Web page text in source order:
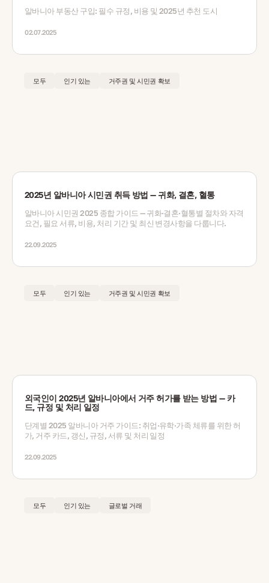
알바니아 부동산 구입: 필수 규정, 비용 및 2025년 추천 도시
02.07.2025
모두 인기 있는 거주권 및 시민권 확보
2025년 알바니아 시민권 취득 방법 — 귀화, 결혼, 혈통
알바니아 시민권 2025 종합 가이드 — 귀화·결혼·혈통별 절차와 자격
요건, 필요 서류, 비용, 처리 기간 및 최신 변경사항을 다룹니다.
22.09.2025
모두 인기 있는 거주권 및 시민권 확보
외국인이 2025년 알바니아에서 거주 허가를 받는 방법 — 카
드, 규정 및 처리 일정
단계별 2025 알바니아 거주 가이드: 취업·유학·가족 체류를 위한 허
가, 거주 카드, 갱신, 규정, 서류 및 처리 일정
22.09.2025
모두 인기 있는 글로벌 거래